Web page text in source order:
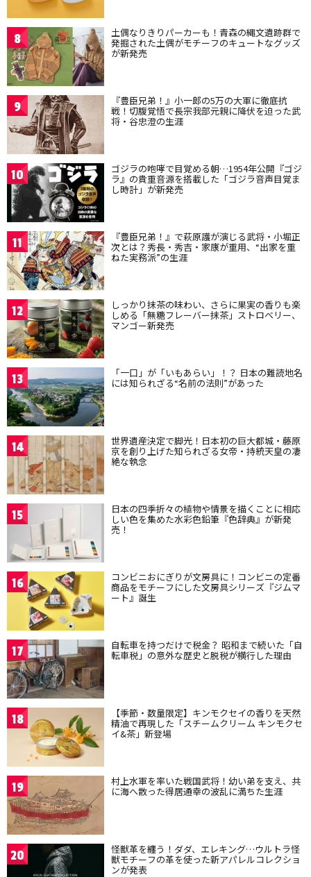
8 土偶なりきりパーカーも！青森の縄文遺跡群で
発掘された土偶がモチーフのキュートなグッズ
が新発売
9 『豊臣兄弟！』小一郎の5万の大軍に徹底抗
戦！切腹覚悟で長宗我部元親に降伏を迫った武
将・谷忠澄の生涯
10 ゴジラの咆哮で目覚める朝…1954年公開『ゴジ
ラ』の貴重音源を搭載した「ゴジラ音声目覚ま
し時計」が新発売
11 『豊臣兄弟！』で萩原護が演じる武将・小堀正
次とは？秀長・秀吉・家康が重用、“出家を重
ねた実務派”の生涯
12 しっかり抹茶の味わい、さらに果実の香りも楽
しめる「無糖フレーバー抹茶」ストロベリー、
マンゴー新発売
13 「一口」が「いもあらい」！？ 日本の難読地名
には知られざる“名前の法則”があった
14 世界遺産決定で脚光！日本初の巨大都城・藤原
京を創り上げた知られざる女帝・持統天皇の凄
絶な執念
15 日本の四季折々の植物や情景を描くことに相応
しい色を集めた水彩色鉛筆『色辞典』が新発
売！
16 コンビニおにぎりが文房具に！コンビニの定番
商品をモチーフにした文房具シリーズ『ジムマ
ート』誕生
17 自転車を持つだけで税金？ 昭和まで続いた「自
転車税」の意外な歴史と脱税が横行した理由
18 【季節・数量限定】キンモクセイの香りを天然
精油で再現した「スチームクリーム キンモクセ
イ&茶」新登場
19 村上水軍を率いた戦国武将！幼い弟を支え、共
に海へ散った得居通幸の波乱に満ちた生涯
20 怪獣革を纏う！ダダ、エレキング…ウルトラ怪
獣モチーフの革を使った新アパレルコレクショ
ンが発表